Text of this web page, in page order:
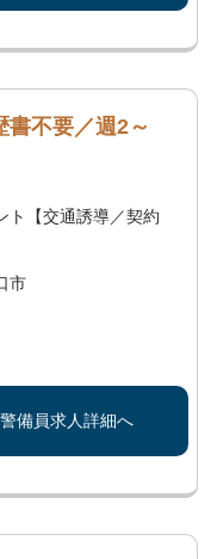
書不要／週2～
ト【交通誘導／契約
市
警備員求人詳細へ